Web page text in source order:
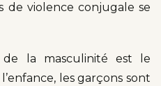
de violence conjugale se
de la masculinité est le
les garçons sont